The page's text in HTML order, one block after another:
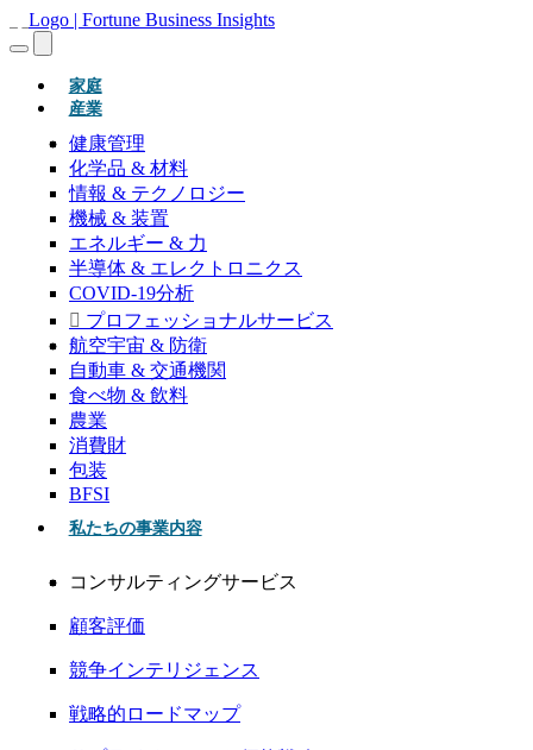
家庭(現在)
産業
健康管理
化学品 & 材料
情報 & テクノロジー
機械 & 装置
エネルギー & 力
半導体 & エレクトロニクス
COVID-19分析
プロフェッショナルサービス
航空宇宙 & 防衛
自動車 & 交通機関
食べ物 & 飲料
農業
消費財
包装
BFSI
私たちの事業内容
コンサルティングサービス
顧客評価
競争インテリジェンス
戦略的ロードマップ